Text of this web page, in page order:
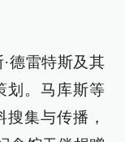
德雷特斯及其
划。马库斯等
集与传播，